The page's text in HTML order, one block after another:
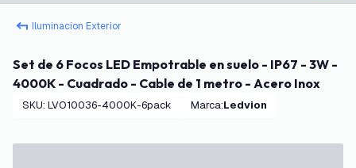
Iluminacion Exterior
Set de 6 Focos LED Empotrable en suelo - IP67 - 3W -
4000K - Cuadrado - Cable de 1 metro - Acero Inox
SKU: LVO10036-4000K-6pack Marca: Ledvion